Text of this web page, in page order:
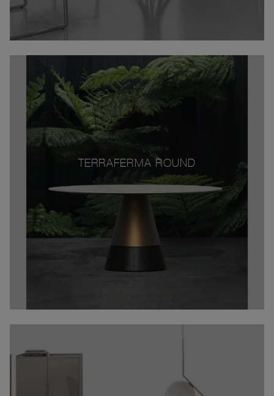
TERRAFERMA ROUND